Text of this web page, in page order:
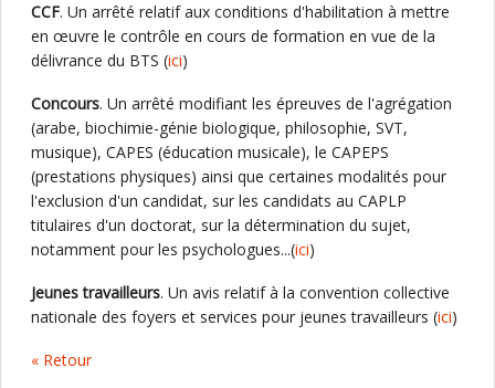
CCF. Un arrêté relatif aux conditions d'habilitation à mettre
en œuvre le contrôle en cours de formation en vue de la
délivrance du BTS (ici)
Concours. Un arrêté modifiant les épreuves de l'agrégation
(arabe, biochimie-génie biologique, philosophie, SVT,
musique), CAPES (éducation musicale), le CAPEPS
(prestations physiques) ainsi que certaines modalités pour
l'exclusion d'un candidat, sur les candidats au CAPLP
titulaires d'un doctorat, sur la détermination du sujet,
notamment pour les psychologues...(ici)
Jeunes travailleurs. Un avis relatif à la convention collective
nationale des foyers et services pour jeunes travailleurs (ici)
« Retour